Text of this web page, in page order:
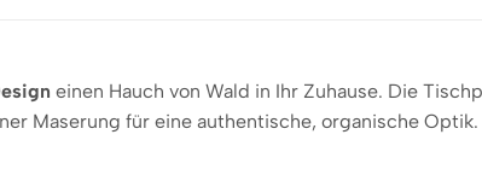
einen Hauch von Wald in Ihr Zuhause. Die
Maserung für eine authentische, organische